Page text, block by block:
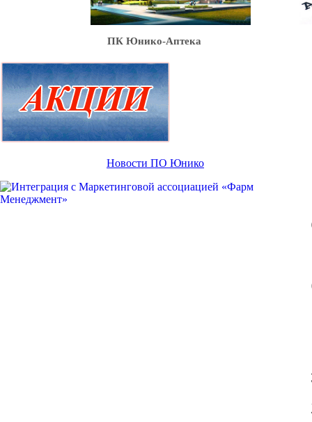
ПК Юнико-Аптека
Новости ПО Юнико